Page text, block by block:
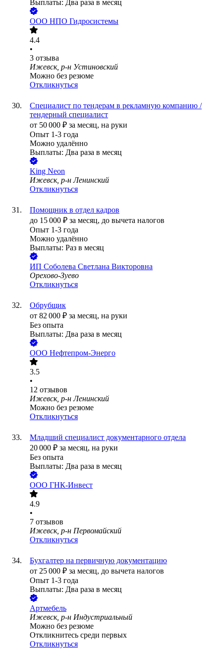
Выплаты: Два раза в месяц
ООО НПО Гидросистемы
4.4
•
3 отзыва
Ижевск, р-н Устиновский
Можно без резюме
Откликнуться
Специалист по тендерам в рекламную компанию /
тендерный специалист
от 50 000 ₽ за месяц, на руки
Опыт 1-3 года
Можно удалённо
Выплаты: Два раза в месяц
King Neon
Ижевск, р-н Ленинский
Откликнуться
Помощник в отдел кадров
до 15 000 ₽ за месяц, до вычета налогов
Опыт 1-3 года
Можно удалённо
Выплаты: Раз в месяц
ИП Соболева Светлана Викторовна
Орехово-Зуево
Откликнуться
Обрубщик
от 82 000 ₽ за месяц, на руки
Без опыта
Выплаты: Два раза в месяц
ООО Нефтепром-Энерго
3.5
•
12 отзывов
Ижевск, р-н Ленинский
Можно без резюме
Откликнуться
Младший специалист документарного отдела
20 000 ₽ за месяц, на руки
Без опыта
Выплаты: Два раза в месяц
ООО ГНК-Инвест
4.9
•
7 отзывов
Ижевск, р-н Первомайский
Откликнуться
Бухгалтер на первичную документацию
от 25 000 ₽ за месяц, до вычета налогов
Опыт 1-3 года
Выплаты: Два раза в месяц
Артмебель
Ижевск, р-н Индустриальный
Можно без резюме
Откликнитесь среди первых
Откликнуться